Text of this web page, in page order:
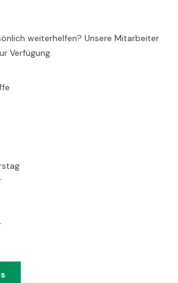
weiterhelfen? Unsere Mitarbeiter
Verfügung.